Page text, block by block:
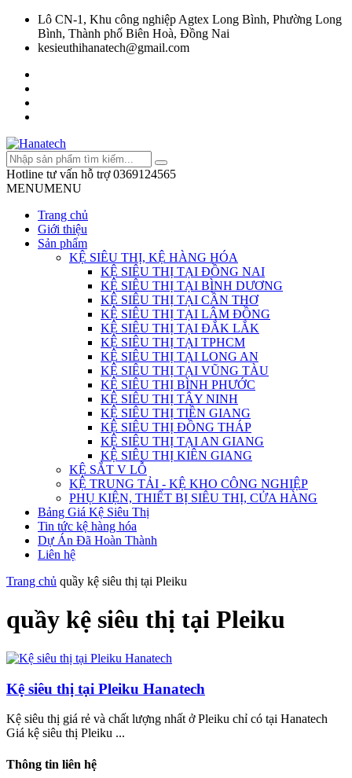
Lô CN-1, Khu công nghiệp Agtex Long Bình, Phường Long
Bình, Thành phố Biên Hoà, Đồng Nai
kesieuthihanatech@gmail.com
Hotline tư vấn hỗ trợ 0369124565
MENUMENU
Trang chủ
Giới thiệu
Sản phẩm
KỆ SIÊU THỊ, KỆ HÀNG HÓA
KỆ SIÊU THỊ TẠI ĐỒNG NAI
KỆ SIÊU THỊ TẠI BÌNH DƯƠNG
KỆ SIÊU THỊ TẠI CẦN THƠ
KỆ SIÊU THỊ TẠI LÂM ĐỒNG
KỆ SIÊU THỊ TẠI ĐẮK LẮK
KỆ SIÊU THỊ TẠI TPHCM
KỆ SIÊU THỊ TẠI LONG AN
KỆ SIÊU THỊ TẠI VŨNG TÀU
KỆ SIÊU THỊ BÌNH PHƯỚC
KỆ SIÊU THỊ TÂY NINH
KỆ SIÊU THỊ TIỀN GIANG
KỆ SIÊU THỊ ĐỒNG THÁP
KỆ SIÊU THỊ TẠI AN GIANG
KỆ SIÊU THỊ KIÊN GIANG
KỆ SẮT V LỖ
KỆ TRUNG TẢI - KỆ KHO CÔNG NGHIỆP
PHỤ KIỆN, THIẾT BỊ SIÊU THỊ, CỬA HÀNG
Bảng Giá Kệ Siêu Thị
Tin tức kệ hàng hóa
Dự Án Đã Hoàn Thành
Liên hệ
Trang chủ quầy kệ siêu thị tại Pleiku
quầy kệ siêu thị tại Pleiku
Kệ siêu thị tại Pleiku Hanatech
Kệ siêu thị giá rẻ và chất lượng nhất ở Pleiku chỉ có tại Hanatech
Giá kệ siêu thị Pleiku ...
Thông tin liên hệ